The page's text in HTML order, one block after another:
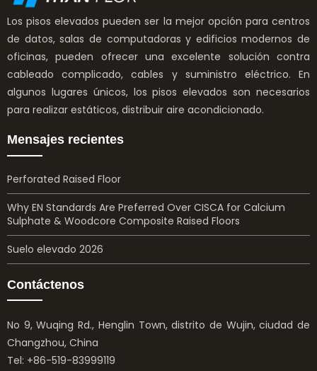
Los pisos elevados pueden ser la mejor opción para centros
de datos, salas de computadoras y edificios modernos de
oficinas, pueden ofrecer una excelente solución contra
cableado complicado, cables y suministro eléctrico. En
algunos lugares únicos, los pisos elevados son necesarios
para realizar estáticos, distribuir aire acondicionado.
Mensajes recientes
Perforated Raised Floor
Why EN Standards Are Preferred Over CISCA for Calcium
Sulphate & Woodcore Composite Raised Floors
Suelo elevado 2026
Contáctenos
No 9, Wuqing Rd., Henglin Town, distrito de Wujin, ciudad de
Changzhou, China
Tel: +86-519-83999119